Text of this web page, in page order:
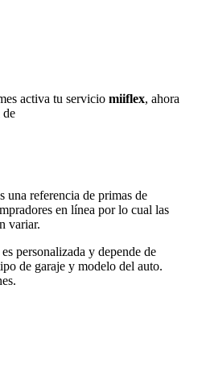
activa tu servicio miiflex, ahora
de
una referencia de primas de
en línea por lo cual las
variar.
personalizada y depende de
de garaje y modelo del auto.